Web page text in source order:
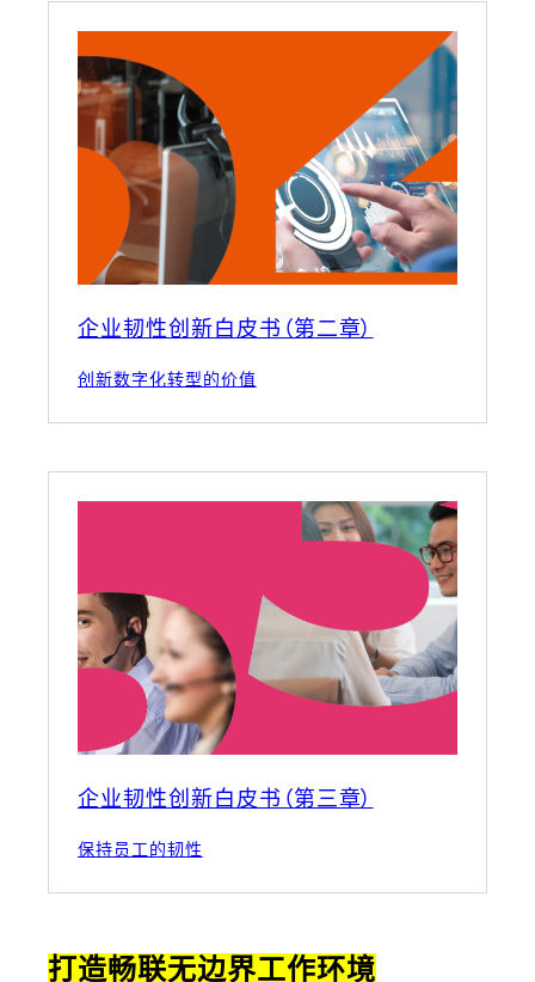
企业韧性创新白皮书（第二章）
创新数字化转型的价值
企业韧性创新白皮书（第三章）
保持员工的韧性
打造畅联无边界工作环境